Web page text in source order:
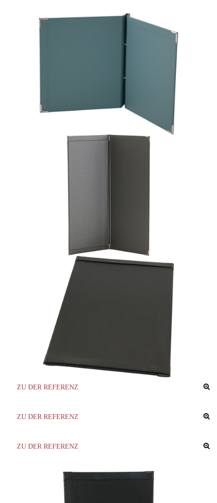
ZU DER REFERENZ
ZU DER REFERENZ
ZU DER REFERENZ